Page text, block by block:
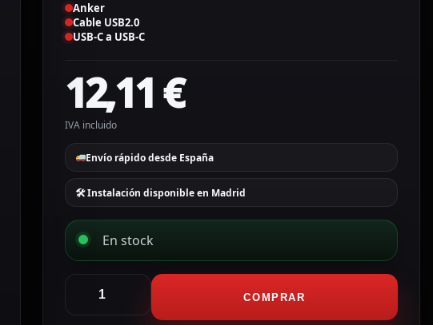
Anker
Cable USB2.0
USB-C a USB-C
12,11€
IVA incluido
Envío rápido desde España
🛠 Instalación disponible en Madrid
En stock
COMPRAR